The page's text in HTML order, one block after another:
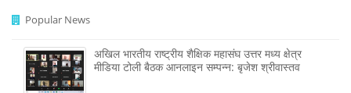
Popular News
अखिल भारतीय राष्ट्रीय शैक्षिक महासंघ उत्तर मध्य क्षेत्र
मीडिया टोली बैठक आनलाइन सम्पन्न: बृजेश श्रीवास्तव